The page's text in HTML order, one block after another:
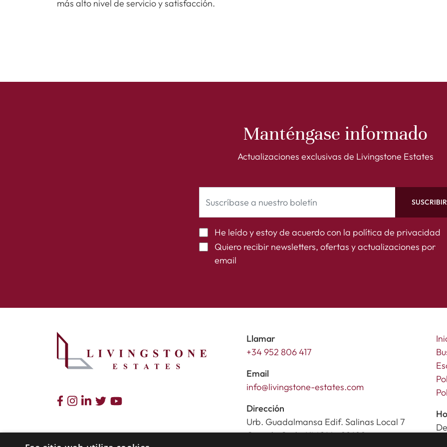
más alto nivel de servicio y satisfacción.
Manténgase informado
Actualizaciones exclusivas de Livingstone Estates
He leído y estoy de acuerdo con la política de privacidad
Quiero recibir newsletters, ofertas y actualizaciones por
email
Llamar
+34 952 806 417
Email
info@livingstone-estates.com
Dirección
Urb. Guadalmansa Edif. Salinas Local 7
Ctra. de Cadiz KM 164 , 29680